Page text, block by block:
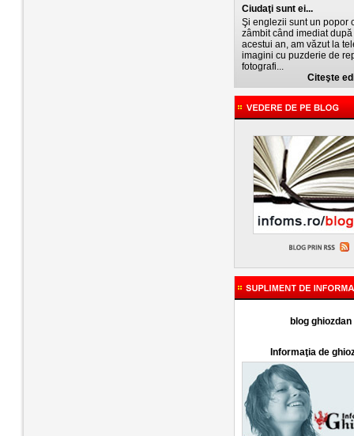
Ciudaţi sunt ei...
Şi englezii sunt un popor
zâmbit când imediat
acestui an, am văzut la
imagini cu puzderie de
fotografi...
Citeşte
blog ghiozdan
Informaţia de